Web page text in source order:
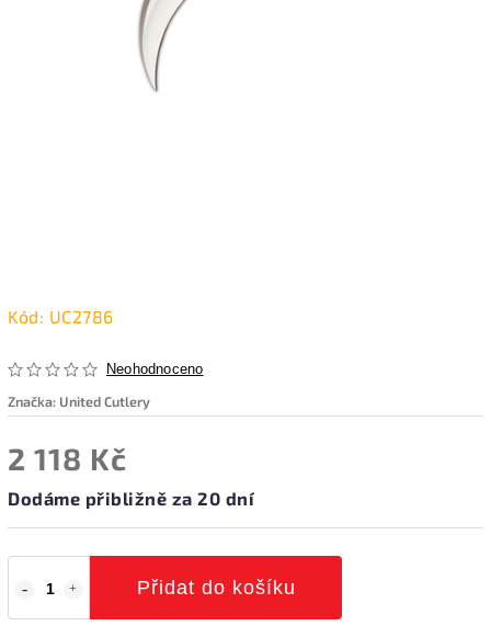
Kód: UC2786
Neohodnoceno
Značka: United Cutlery
2 118 Kč
Dodáme přibližně za 20 dní
Přidat do košíku